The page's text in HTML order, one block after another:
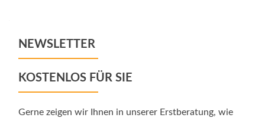
NEWSLETTER
KOSTENLOS FÜR SIE
Gerne zeigen wir Ihnen in unserer Erstberatung, wie